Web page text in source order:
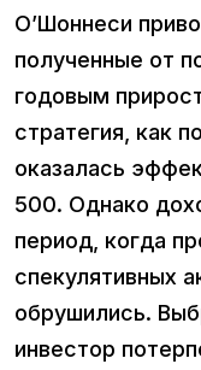
О’Шоннеси
полученные от
годовым
стратегия, как
оказалась
500. Однако
период, когда
спекулятивных
обрушились.
инвестор